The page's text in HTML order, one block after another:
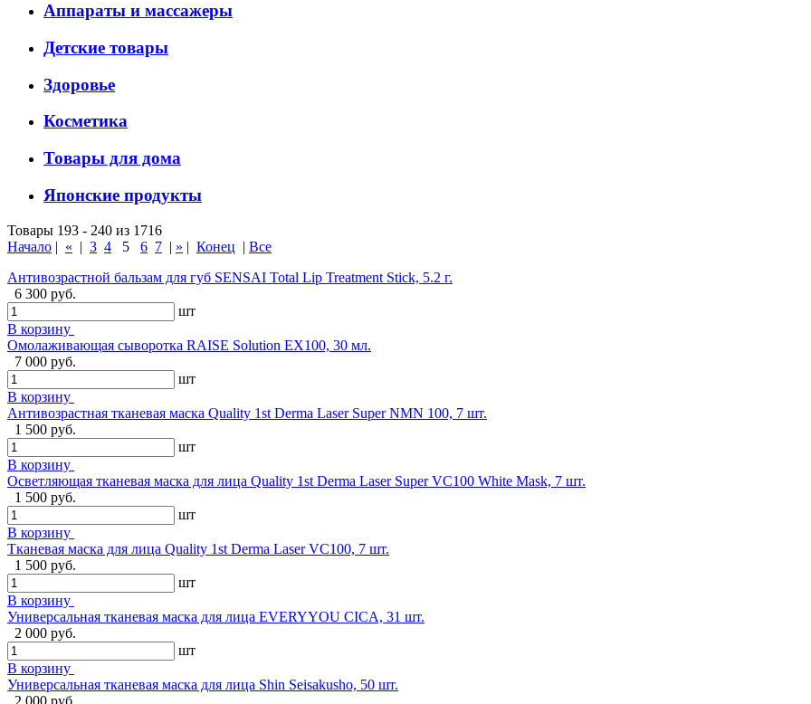
Аппараты и массажеры
Детские товары
Здоровье
Косметика
Товары для дома
Японские продукты
Товары 193 - 240 из 1716
Начало | « | 3 4 5 6 7 | » | Конец | Все
Антивозрастной бальзам для губ SENSAI Total Lip Treatment Stick, 5.2 г.
6 300 руб.
шт
В корзину
Омолаживающая сыворотка RAISE Solution EX100, 30 мл.
7 000 руб.
шт
В корзину
Антивозрастная тканевая маска Quality 1st Derma Laser Super NMN 100, 7 шт.
1 500 руб.
шт
В корзину
Осветляющая тканевая маска для лица Quality 1st Derma Laser Super VC100 White Mask, 7 шт.
1 500 руб.
шт
В корзину
Тканевая маска для лица Quality 1st Derma Laser VC100, 7 шт.
1 500 руб.
шт
В корзину
Универсальная тканевая маска для лица EVERYYOU CICA, 31 шт.
2 000 руб.
шт
В корзину
Универсальная тканевая маска для лица Shin Seisakusho, 50 шт.
2 000 руб.